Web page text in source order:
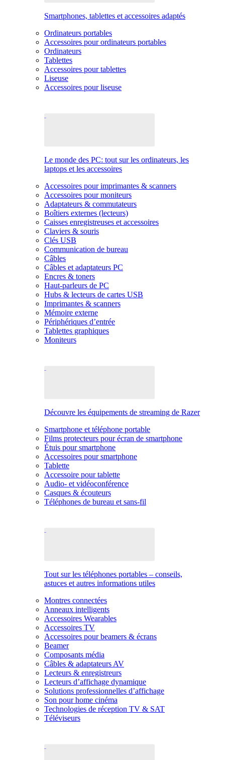
Smartphones, tablettes et accessoires adaptés
Ordinateurs portables
Accessoires pour ordinateurs portables
Ordinateurs
Tablettes
Accessoires pour tablettes
Liseuse
Accessoires pour liseuse
Le monde des PC: tout sur les ordinateurs, les
laptops et les accessoires
Accessoires pour imprimantes & scanners
Accessoires pour moniteurs
Adaptateurs & commutateurs
Boîtiers externes (lecteurs)
Caisses enregistreuses et accessoires
Claviers & souris
Clés USB
Communication de bureau
Câbles
Câbles et adaptateurs PC
Encres & toners
Haut-parleurs de PC
Hubs & lecteurs de cartes USB
Imprimantes & scanners
Mémoire externe
Périphériques d’entrée
Tablettes graphiques
Moniteurs
Découvre les équipements de streaming de Razer
Smartphone et téléphone portable
Films protecteurs pour écran de smartphone
Étuis pour smartphone
Accessoires pour smartphone
Tablette
Accessoire pour tablette
Audio- et vidéoconférence
Casques & écouteurs
Téléphones de bureau et sans-fil
Tout sur les téléphones portables – conseils,
astuces et autres informations utiles
Montres connectées
Anneaux intelligents
Accessoires Wearables
Accessoires TV
Accessoires pour beamers & écrans
Beamer
Composants média
Câbles & adaptateurs AV
Lecteurs & enregistreurs
Lecteurs d’affichage dynamique
Solutions professionnelles d’affichage
Son pour home cinéma
Technologies de réception TV & SAT
Téléviseurs